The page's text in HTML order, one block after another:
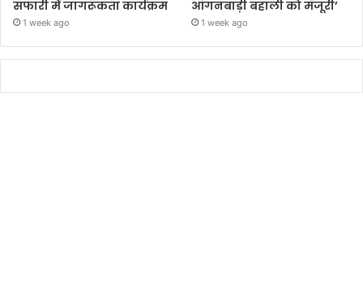
सफारी में जागरूकता कार्यक्रम
1 week ago
आंगनबाड़ी बहाली को मंजूरी’
1 week ago